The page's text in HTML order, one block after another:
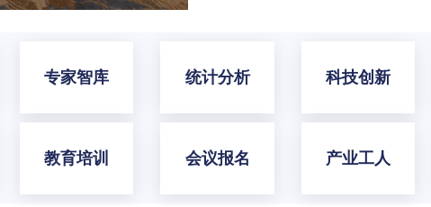
专家智库 统计分析 科技创新
教育培训 会议报名 产业工人